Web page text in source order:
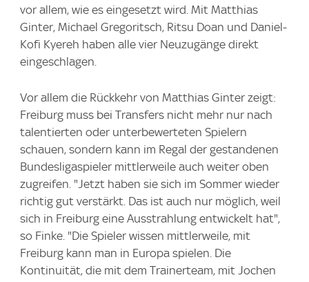
vor allem, wie es eingesetzt wird. Mit Matthias
Ginter, Michael Gregoritsch, Ritsu Doan und Daniel-
Kofi Kyereh haben alle vier Neuzugänge direkt
eingeschlagen.
Vor allem die Rückkehr von Matthias Ginter zeigt:
Freiburg muss bei Transfers nicht mehr nur nach
talentierten oder unterbewerteten Spielern
schauen, sondern kann im Regal der gestandenen
Bundesligaspieler mittlerweile auch weiter oben
zugreifen. "Jetzt haben sie sich im Sommer wieder
richtig gut verstärkt. Das ist auch nur möglich, weil
sich in Freiburg eine Ausstrahlung entwickelt hat",
so Finke. "Die Spieler wissen mittlerweile, mit
Freiburg kann man in Europa spielen. Die
Kontinuität, die mit dem Trainerteam, mit Jochen